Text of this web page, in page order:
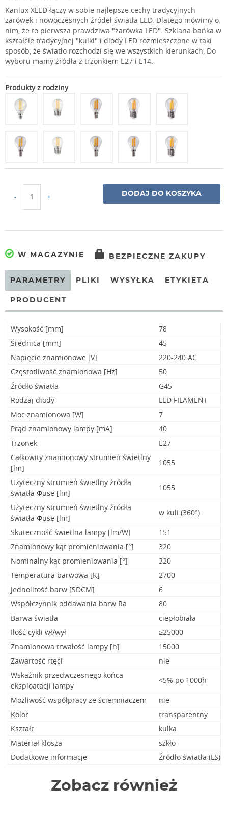
Kanlux XLED łączy w sobie najlepsze cechy tradycyjnych
żarówek i nowoczesnych źródeł światła LED. Dlatego mówimy o
nim, że to pierwsza prawdziwa "żarówka LED". Szklana bańka w
kształcie tradycyjnej "kulki" i diody LED rozmieszczone w taki
sposób, że światło rozchodzi się we wszystkich kierunkach, Do
wyboru mamy źródła z trzonkiem E27 i E14.
Produkty z rodziny
- + DODAJ DO KOSZYKA
W MAGAZYNIE BEZPIECZNE ZAKUPY
PARAMETRY PLIKI WYSYŁKA ETYKIETA
PRODUCENT
Wysokość [mm]
78
Średnica [mm]
45
Napięcie znamionowe [V]
220-240 AC
Częstotliwość znamionowa [Hz]
50
Źródło światła
G45
Rodzaj diody
LED FILAMENT
Moc znamionowa [W]
7
Prąd znamionowy lampy [mA]
40
Trzonek
E27
Całkowity znamionowy strumień świetlny
[lm]
1055
Użyteczny strumień świetlny źródła
światła Φuse [lm]
1055
Użyteczny strumień świetlny źródła
światła Φuse [lm]
w kuli (360°)
Skuteczność świetlna lampy [lm/W]
151
Znamionowy kąt promieniowania [°]
320
Nominalny kąt promieniowania [°]
320
Temperatura barwowa [K]
2700
Jednolitość barw [SDCM]
6
Współczynnik oddawania barw Ra
80
Barwa światła
ciepłobiała
Ilość cykli wł/wył
≥25000
Znamionowa trwałość lampy [h]
15000
Zawartość rtęci
nie
Wskaźnik przedwczesnego końca
eksploatacji lampy
<5% po 1000h
Możliwość współpracy ze ściemniaczem
nie
Kolor
transparentny
Kształt
kulka
Materiał klosza
szkło
Dodatkowe informacje
Źródło światła (LS)
Zobacz również